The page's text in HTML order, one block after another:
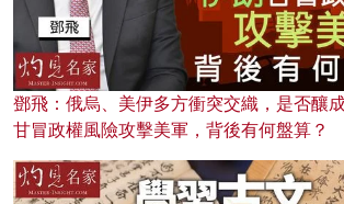
鄧飛：俄烏、美伊多方衝突交織，是否釀
甘冒政權風險攻擊美軍，背後有何盤算？